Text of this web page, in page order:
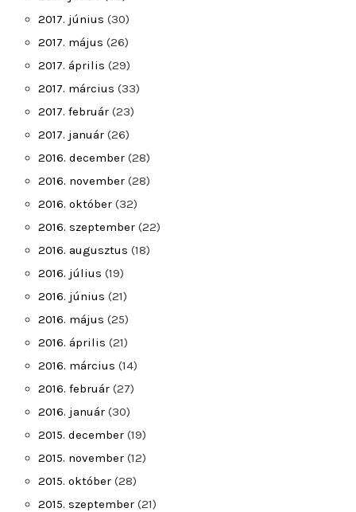
2017. június (30)
2017. május (26)
2017. április (29)
2017. március (33)
2017. február (23)
2017. január (26)
2016. december (28)
2016. november (28)
2016. október (32)
2016. szeptember (22)
2016. augusztus (18)
2016. július (19)
2016. június (21)
2016. május (25)
2016. április (21)
2016. március (14)
2016. február (27)
2016. január (30)
2015. december (19)
2015. november (12)
2015. október (28)
2015. szeptember (21)